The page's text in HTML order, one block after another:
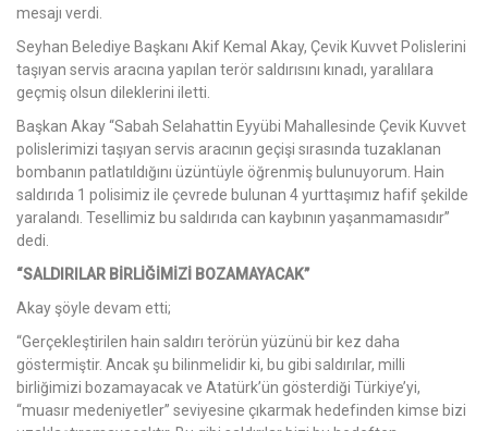
mesajı verdi.
Seyhan Belediye Başkanı Akif Kemal Akay, Çevik Kuvvet Polislerini
taşıyan servis aracına yapılan terör saldırısını kınadı, yaralılara
geçmiş olsun dileklerini iletti.
Başkan Akay “Sabah Selahattin Eyyübi Mahallesinde Çevik Kuvvet
polislerimizi taşıyan servis aracının geçişi sırasında tuzaklanan
bombanın patlatıldığını üzüntüyle öğrenmiş bulunuyorum. Hain
saldırıda 1 polisimiz ile çevrede bulunan 4 yurttaşımız hafif şekilde
yaralandı. Tesellimiz bu saldırıda can kaybının yaşanmamasıdır”
dedi.
“SALDIRILAR BİRLİĞİMİZİ BOZAMAYACAK”
Akay şöyle devam etti;
“Gerçekleştirilen hain saldırı terörün yüzünü bir kez daha
göstermiştir. Ancak şu bilinmelidir ki, bu gibi saldırılar, milli
birliğimizi bozamayacak ve Atatürk’ün gösterdiği Türkiye’yi,
“muasır medeniyetler” seviyesine çıkarmak hedefinden kimse bizi